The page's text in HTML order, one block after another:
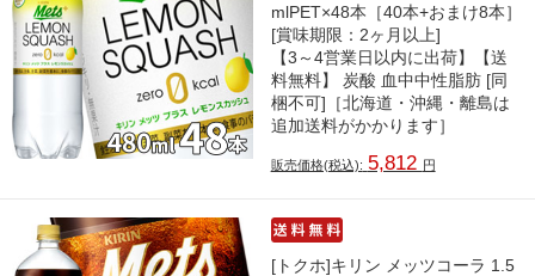
mlPET×48本［40本+おまけ8本］
[賞味期限：2ヶ月以上]
【3～4営業日以内に出荷】【送
料無料】 炭酸 血中中性脂肪 [同
梱不可]［北海道・沖縄・離島は
追加送料がかかります］
販売価格(税込): 5,812 円
[トクホ]キリン メッツコーラ 1.5